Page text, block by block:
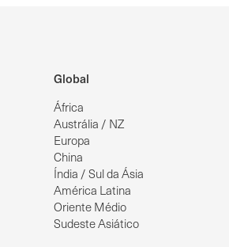
Global
África
Austrália / NZ
Europa
China
Índia / Sul da Ásia
América Latina
Oriente Médio
Sudeste Asiático